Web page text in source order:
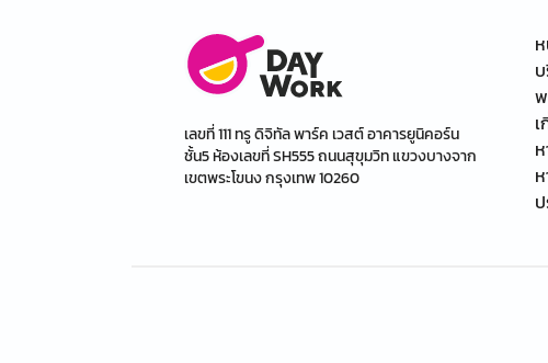
เลขที่ 111 ทรู ดิจิทัล พาร์ค เวสต์ อาคารยูนิคอร์น
ชั้น5 ห้องเลขที่ SH555 ถนนสุขุมวิท แขวงบางจาก
เขตพระโขนง กรุงเทพ 10260